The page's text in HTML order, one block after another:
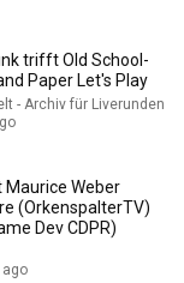
Page Through
trifft Old School-
Paper Let's Play
- Archiv für Liverunden
Maurice Weber
(OrkenspalterTV)
Dev CDPR)
ago